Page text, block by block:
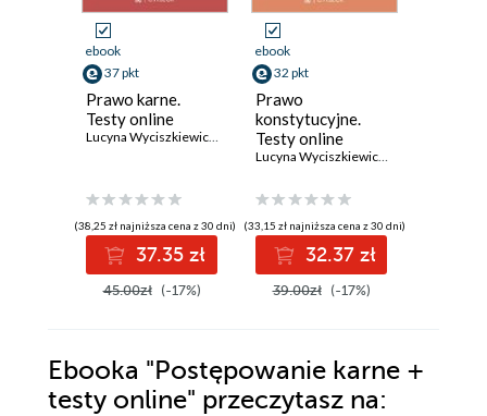
ebook
37 pkt
Prawo karne.
Testy online
Lucyna Wyciszkiewicz-Pardej
(38,25 zł najniższa cena z 30 dni)
37.35 zł
45.00zł (-17%)
ebook
32 pkt
Prawo
konstytucyjne.
Testy online
Lucyna Wyciszkiewicz-Pardej
(33,15 zł najniższa cena z 30 dni)
32.37 zł
39.00zł (-17%)
Ebooka "Postępowanie karne +
testy online" przeczytasz na: